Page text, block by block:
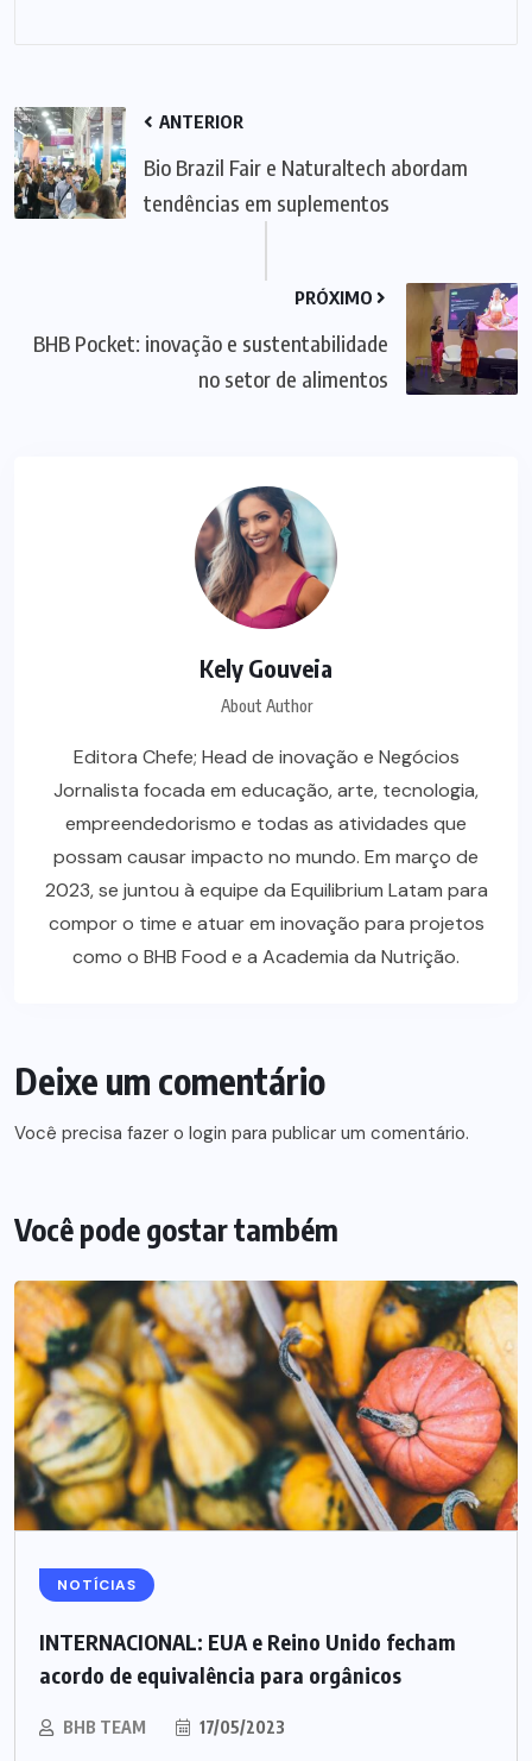
ANTERIOR
Bio Brazil Fair e Naturaltech abordam
tendências em suplementos
PRÓXIMO
BHB Pocket: inovação e sustentabilidade
no setor de alimentos
Kely Gouveia
About Author
Editora Chefe; Head de inovação e Negócios
Jornalista focada em educação, arte, tecnologia,
empreendedorismo e todas as atividades que
possam causar impacto no mundo. Em março de
2023, se juntou à equipe da Equilibrium Latam para
compor o time e atuar em inovação para projetos
como o BHB Food e a Academia da Nutrição.
Deixe um comentário
Você precisa fazer o login para publicar um comentário.
Você pode gostar também
NOTÍCIAS
INTERNACIONAL: EUA e Reino Unido fecham
acordo de equivalência para orgânicos
BHB TEAM 17/05/2023